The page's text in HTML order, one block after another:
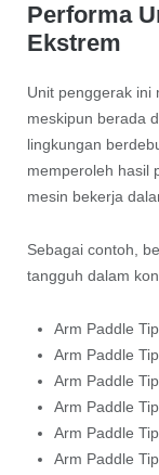
Performa
Ekstrem
Unit penggerak ini
meskipun berada
lingkungan
memperoleh hasil
mesin bekerja
Sebagai contoh,
tangguh dalam
Arm Paddle
Arm Paddle
Arm Paddle
Arm Paddle
Arm Paddle
Arm Paddle